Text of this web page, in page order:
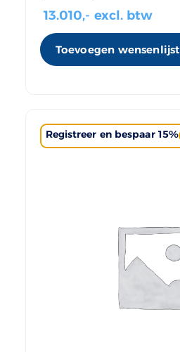
13.010,- excl. btw
Toevoegen wensenlijst
Registreer en bespaar 15%